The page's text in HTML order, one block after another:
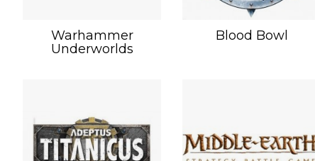
Warhammer
Underworlds
Blood Bowl